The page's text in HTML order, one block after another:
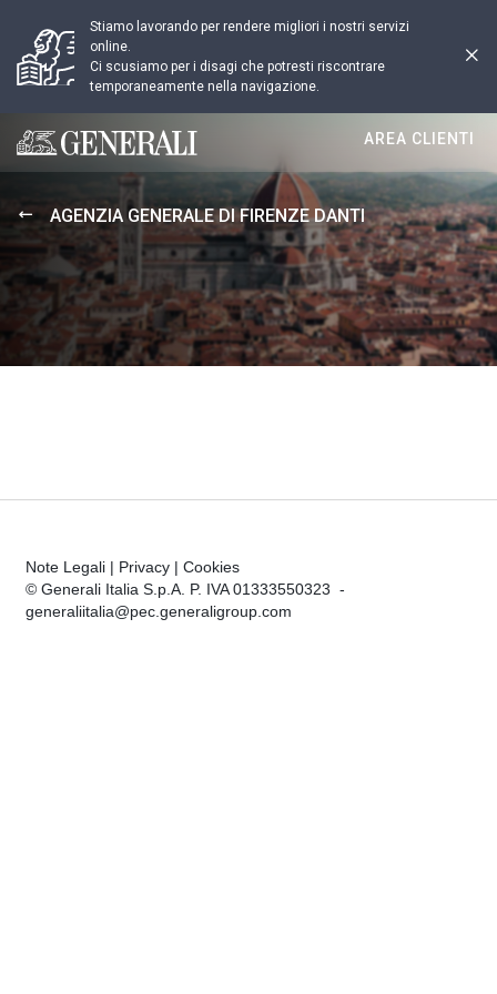
Stiamo lavorando per rendere migliori i nostri servizi
online.
Ci scusiamo per i disagi che potresti riscontrare
temporaneamente nella navigazione.
Generali logo
AREA CLIENTI
AGENZIA GENERALE DI FIRENZE DANTI
Note Legali | Privacy | Cookies
© Generali Italia S.p.A. P. IVA 01333550323 -
generaliitalia@pec.generaligroup.com